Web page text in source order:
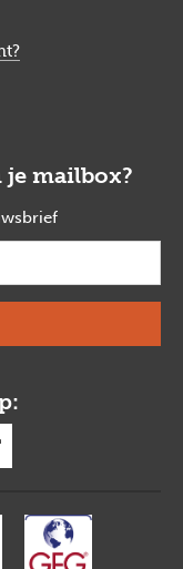
je mailbox?